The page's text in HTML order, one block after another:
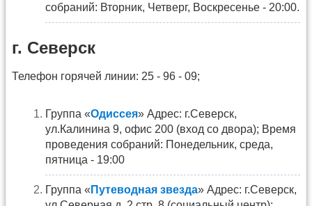
собраний: Вторник, Четверг, Воскресенье - 20:00.
г. Северск
Телефон горячей линии: 25 - 96 - 09;
Группа «Одиссея» Адрес: г.Северск,
ул.Калинина 9, офис 200 (вход со двора); Время
проведения собраний: Понедельник, среда,
пятница - 19:00
Группа « Путеводная звезда» Адрес: г.Северск,